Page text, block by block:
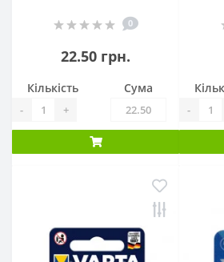
0
22.50 грн.
Кількість
- +
Сума
-